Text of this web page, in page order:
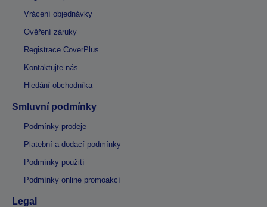
Vrácení objednávky
Ověření záruky
Registrace CoverPlus
Kontaktujte nás
Hledání obchodníka
Smluvní podmínky
Podmínky prodeje
Platební a dodací podmínky
Podmínky použití
Podmínky online promoakcí
Legal